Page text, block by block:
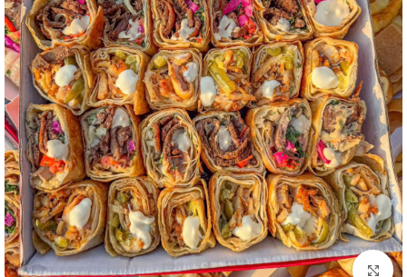
Click to enlarge